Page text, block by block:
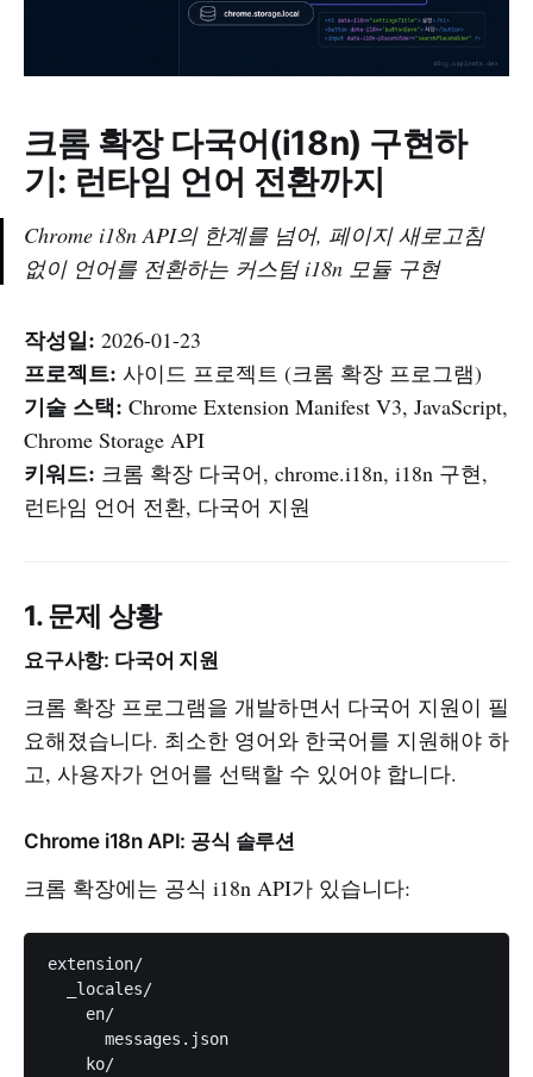
크롬 확장 다국어(i18n) 구현하
기: 런타임 언어 전환까지
Chrome i18n API의 한계를 넘어, 페이지 새로고침
없이 언어를 전환하는 커스텀 i18n 모듈 구현
작성일: 2026-01-23
프로젝트: 사이드 프로젝트 (크롬 확장 프로그램)
기술 스택: Chrome Extension Manifest V3, JavaScript,
Chrome Storage API
키워드: 크롬 확장 다국어, chrome.i18n, i18n 구현,
런타임 언어 전환, 다국어 지원
1. 문제 상황
요구사항: 다국어 지원
크롬 확장 프로그램을 개발하면서 다국어 지원이 필
요해졌습니다. 최소한 영어와 한국어를 지원해야 하
고, 사용자가 언어를 선택할 수 있어야 합니다.
Chrome i18n API: 공식 솔루션
크롬 확장에는 공식 i18n API가 있습니다:
extension/
  _locales/
    en/
      messages.json
    ko/